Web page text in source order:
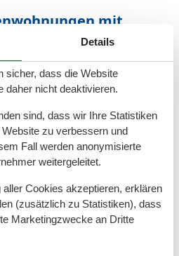
mit
Tulpenweg sind vielseitig und
die passende Unterkunft:
Ferienwohnung mit
Terrasse.
Wohnbereiche, WLAN,
und teilweise auch
sorgen für eine
der Wohnungen bieten
Grillmöglichkeiten – ideal
Details
sicher, dass die Website
daher nicht deaktivieren.
sind, dass wir Ihre Statistiken
zu verbessern und
Fall werden anonymisierte
weitergeleitet.
Cookies akzeptieren, erklären
(zusätzlich zu Statistiken), dass
Marketingzwecke an Dritte